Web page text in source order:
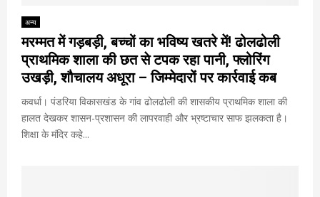
अन्य
मरम्मत में गड़बड़ी, बच्चों का भविष्य खतरे में! ढोलढोली
प्राथमिक शाला की छत से टपक रहा पानी, फ्लोरिंग
उखड़ी, शौचालय अधूरा – जिम्मेदारों पर कार्रवाई कब
कवर्धा। पंडरिया विकासखंड के गांव ढोलढोली की शासकीय प्राथमिक शाला की
हालत देखकर शासन-प्रशासन की लापरवाही और भ्रष्टाचार साफ झलकता है।
शिक्षा के मंदिर कहे...